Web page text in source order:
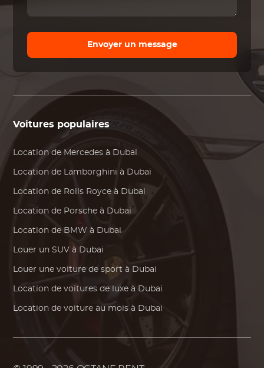
Envoyer un message
Voitures populaires
Location de Mercedes à Dubai
Location de Lamborghini à Dubai
Location de Rolls Royce à Dubai
Location de Porsche à Dubai
Location de BMW à Dubai
Louer un SUV à Dubai
Louer une voiture de sport à Dubai
Location de voitures de luxe à Dubai
Location de voiture au mois à Dubai